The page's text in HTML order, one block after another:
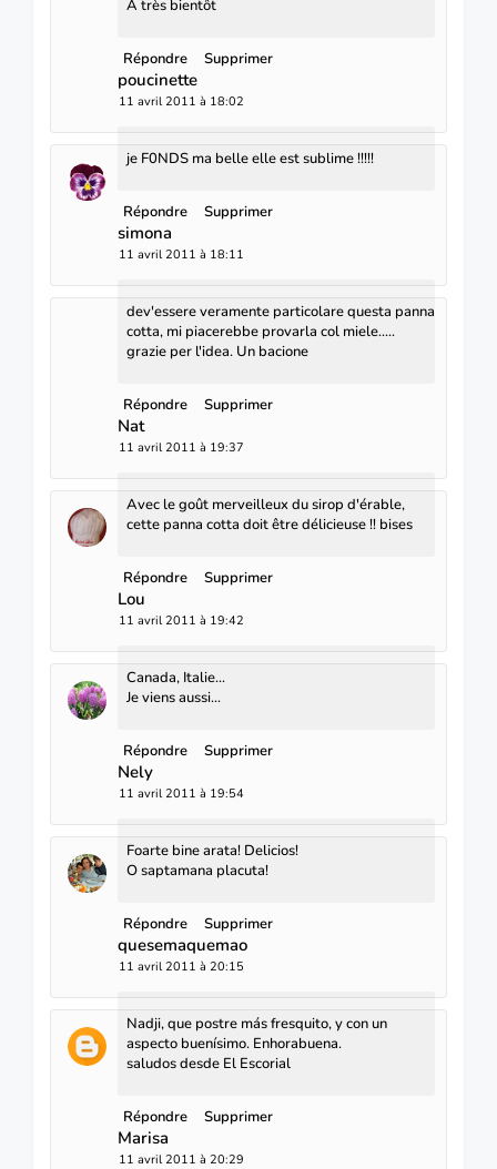
A très bientôt
Répondre Supprimer
poucinette
11 avril 2011 à 18:02
je F0NDS ma belle elle est sublime !!!!!
Répondre Supprimer
simona
11 avril 2011 à 18:11
dev'essere veramente particolare questa panna
cotta, mi piacerebbe provarla col miele.....
grazie per l'idea. Un bacione
Répondre Supprimer
Nat
11 avril 2011 à 19:37
Avec le goût merveilleux du sirop d'érable,
cette panna cotta doit être délicieuse !! bises
Répondre Supprimer
Lou
11 avril 2011 à 19:42
Canada, Italie...
Je viens aussi...
Répondre Supprimer
Nely
11 avril 2011 à 19:54
Foarte bine arata! Delicios!
O saptamana placuta!
Répondre Supprimer
quesemaquemao
11 avril 2011 à 20:15
Nadji, que postre más fresquito, y con un
aspecto buenísimo. Enhorabuena.
saludos desde El Escorial
Répondre Supprimer
Marisa
11 avril 2011 à 20:29